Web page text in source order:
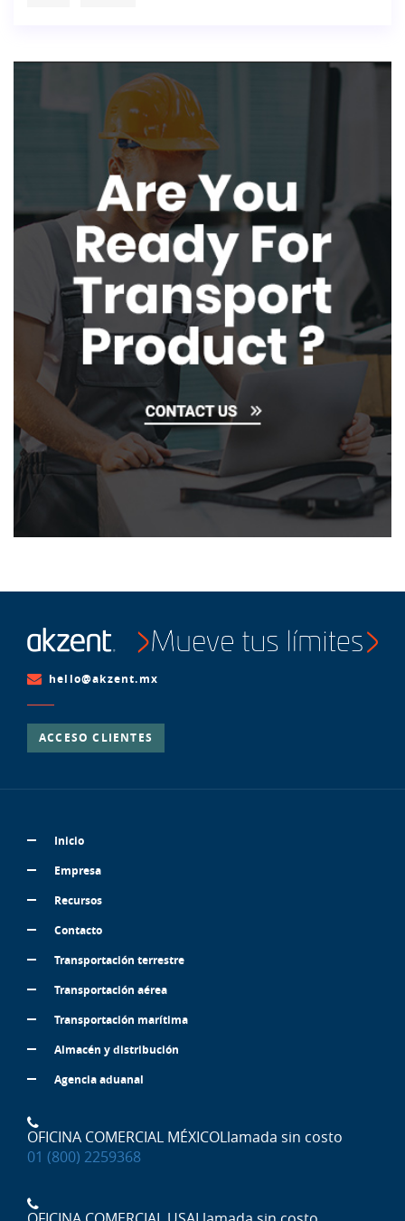
hello@akzent.mx
ACCESO CLIENTES
Inicio
Empresa
Recursos
Contacto
Transportación terrestre
Transportación aérea
Transportación marítima
Almacén y distribución
Agencia aduanal
OFICINA COMERCIAL MÉXICOLlamada sin costo
01 (800) 2259368